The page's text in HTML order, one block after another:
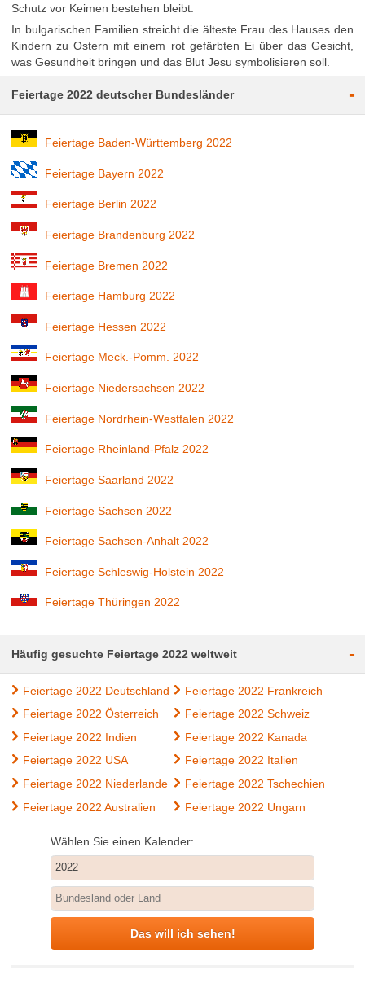
Schutz vor Keimen bestehen bleibt.
In bulgarischen Familien streicht die älteste Frau des Hauses den
Kindern zu Ostern mit einem rot gefärbten Ei über das Gesicht,
was Gesundheit bringen und das Blut Jesu symbolisieren soll.
Feiertage 2022 deutscher Bundesländer -
Feiertage Baden-Württemberg 2022
Feiertage Bayern 2022
Feiertage Berlin 2022
Feiertage Brandenburg 2022
Feiertage Bremen 2022
Feiertage Hamburg 2022
Feiertage Hessen 2022
Feiertage Meck.-Pomm. 2022
Feiertage Niedersachsen 2022
Feiertage Nordrhein-Westfalen 2022
Feiertage Rheinland-Pfalz 2022
Feiertage Saarland 2022
Feiertage Sachsen 2022
Feiertage Sachsen-Anhalt 2022
Feiertage Schleswig-Holstein 2022
Feiertage Thüringen 2022
Häufig gesuchte Feiertage 2022 weltweit -
Feiertage 2022 Deutschland
Feiertage 2022 Frankreich
Feiertage 2022 Österreich
Feiertage 2022 Schweiz
Feiertage 2022 Indien
Feiertage 2022 Kanada
Feiertage 2022 USA
Feiertage 2022 Italien
Feiertage 2022 Niederlande
Feiertage 2022 Tschechien
Feiertage 2022 Australien
Feiertage 2022 Ungarn
Wählen Sie einen Kalender:
Das will ich sehen!